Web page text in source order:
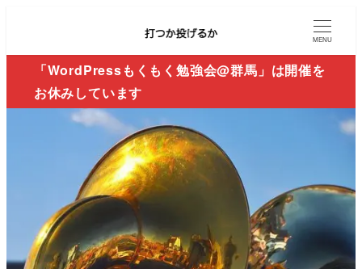
MENU
「WordPressもくもく勉強会@群馬」は開催を
お休みしています